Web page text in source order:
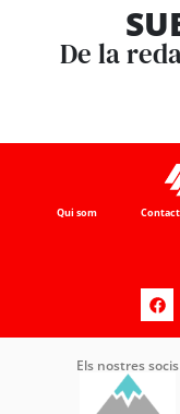
De la
Qui som
Els nostres socis